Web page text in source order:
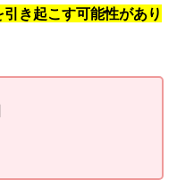
き起こす可能性があり